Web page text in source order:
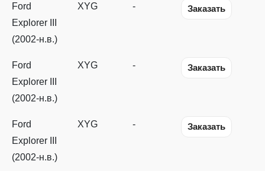
Ford
Explorer III
(2002-н.в.)
XYG - Заказать
Ford
Explorer III
(2002-н.в.)
XYG - Заказать
Ford
Explorer III
(2002-н.в.)
XYG - Заказать